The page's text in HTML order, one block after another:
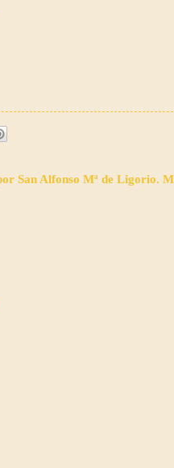
San Alfonso Mª de Ligorio.